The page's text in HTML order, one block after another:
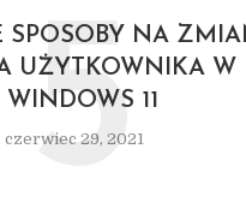
SPOSOBY NA
UŻYTKOWNIKA W
WINDOWS 11
czerwiec 29, 2021
5